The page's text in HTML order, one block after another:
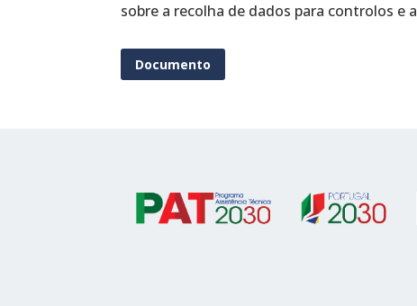
sobre a recolha de dados para controlos e
Documento